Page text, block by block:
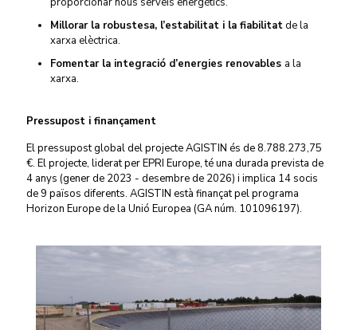
Millorar la robustesa, l’estabilitat i la fiabilitatde la
xarxa elèctrica.
Fomentar la integració d’energies renovables a la
xarxa.
Pressupost i finançament
El pressupost global del projecte AGISTIN és de 8.788.273,75
€. El projecte, liderat per EPRI Europe, té una durada prevista de
4 anys (gener de 2023 - desembre de 2026) i implica 14 socis
de 9 països diferents. AGISTIN està finançat pel programa
Horizon Europe de la Unió Europea (GA núm. 101096197).